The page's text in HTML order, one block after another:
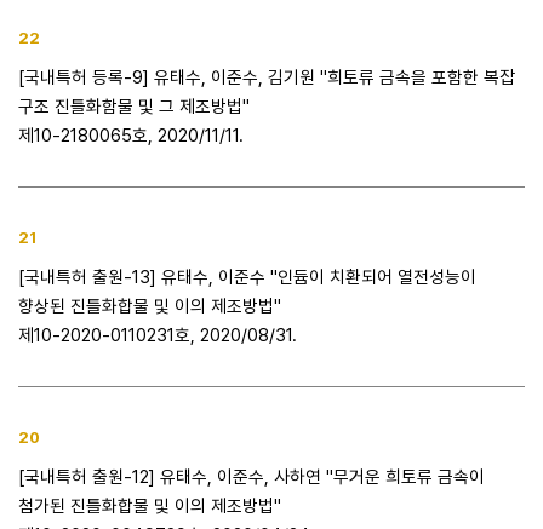
22
[국내특허 등록-9] 유태수, 이준수, 김기원 "희토류 금속을 포함한 복잡
구조 진틀화함물 및 그 제조방법"
제10-2180065호, 2020/11/11.
21
[국내특허 출원-13] 유태수, 이준수 "인듐이 치환되어 열전성능이
향상된 진틀화합물 및 이의 제조방법"
제10-2020-0110231호, 2020/08/31.
20
[국내특허 출원-12] 유태수, 이준수, 사하연 "무거운 희토류 금속이
첨가된 진틀화합물 및 이의 제조방법"